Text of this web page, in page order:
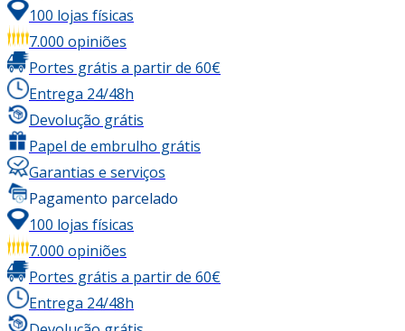
100 lojas físicas
7.000 opiniões
Portes grátis a partir de 60€
Entrega 24/48h
Devolução grátis
Papel de embrulho grátis
Garantias e serviços
Pagamento parcelado
100 lojas físicas
7.000 opiniões
Portes grátis a partir de 60€
Entrega 24/48h